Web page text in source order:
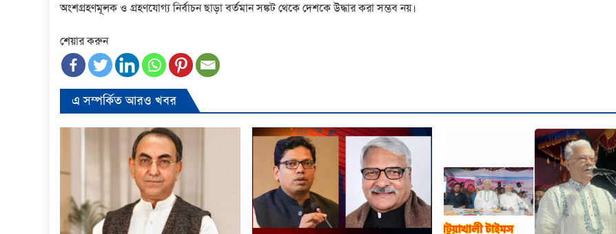
অংশগ্রহণমূলক ও গ্রহণযোগ্য নির্বাচন ছাড়া বর্তমান সঙ্কট থেকে দেশকে উদ্ধার করা সম্ভব নয়।
শেয়ার করুন
এ সম্পর্কিত আরও খবর